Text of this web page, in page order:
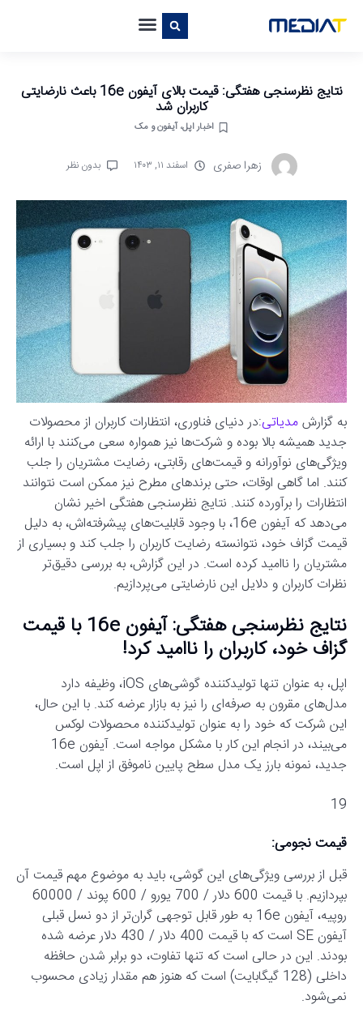
نتایج نظرسنجی هفتگی: قیمت بالای آیفون 16e باعث نارضایتی
کاربران شد
اخبار اپل، آیفون و مک
زهرا صفری اسفند ۱۱, ۱۴۰۳ بدون نظر
به گزارشمدیاتی:در دنیای فناوری، انتظارات کاربران از محصولات
جدید همیشه بالا بوده و شرکت‌ها نیز همواره سعی می‌کنند با ارائه
ویژگی‌های نوآورانه و قیمت‌های رقابتی، رضایت مشتریان را جلب
کنند. اما گاهی اوقات، حتی برندهای مطرح نیز ممکن است نتوانند
انتظارات را برآورده کنند. نتایج نظرسنجی هفتگی اخیر نشان
می‌دهد که آیفون 16e، با وجود قابلیت‌های پیشرفته‌اش، به دلیل
قیمت گزاف خود، نتوانسته رضایت کاربران را جلب کند و بسیاری از
مشتریان را ناامید کرده است. در این گزارش، به بررسی دقیق‌تر
نظرات کاربران و دلایل این نارضایتی می‌پردازیم.
نتایج نظرسنجی هفتگی: آیفون 16e با قیمت
گزاف خود، کاربران را ناامید کرد!
اپل، به عنوان تنها تولیدکننده گوشی‌های iOS، وظیفه دارد
مدل‌های مقرون به صرفه‌ای را نیز به بازار عرضه کند. با این حال،
این شرکت که خود را به عنوان تولیدکننده محصولات لوکس
می‌بیند، در انجام این کار با مشکل مواجه است. آیفون 16e
جدید، نمونه بارز یک مدل سطح پایین ناموفق از اپل است.
19
قیمت نجومی:
قبل از بررسی ویژگی‌های این گوشی، باید به موضوع مهم قیمت آن
بپردازیم. با قیمت 600 دلار / 700 یورو / 600 پوند / 60000
روپیه، آیفون 16e به طور قابل توجهی گران‌تر از دو نسل قبلی
آیفون SE است که با قیمت 400 دلار / 430 دلار عرضه شده
بودند. این در حالی است که تنها تفاوت، دو برابر شدن حافظه
داخلی (128 گیگابایت) است که هنوز هم مقدار زیادی محسوب
نمی‌شود.